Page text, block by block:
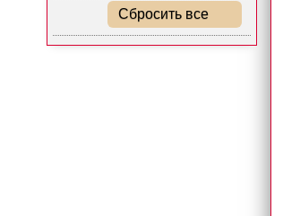
Сбросить все